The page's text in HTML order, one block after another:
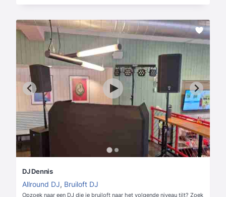
DJ Dennis
Allround DJ, Bruiloft DJ
Opzoek naar een DJ die je bruiloft naar het volgende niveau tilt? Zoek